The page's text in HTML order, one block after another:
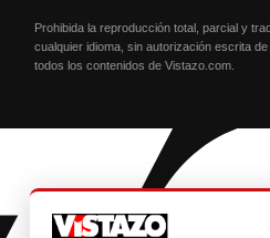
Prohibida la reproducción total, parcial y
cualquier idioma, sin autorización escrita de
todos los contenidos de Vistazo.com.